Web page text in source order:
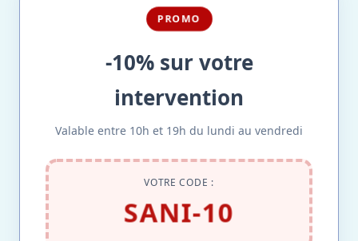
PROMO
-10% sur votre
intervention
Valable entre 10h et 19h du lundi au vendredi
VOTRE CODE :
SANI-10